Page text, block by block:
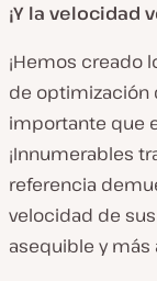
¡Y la velocidad
¡Hemos creado
de optimización
importante que
¡Innumerables
referencia
velocidad de
asequible y